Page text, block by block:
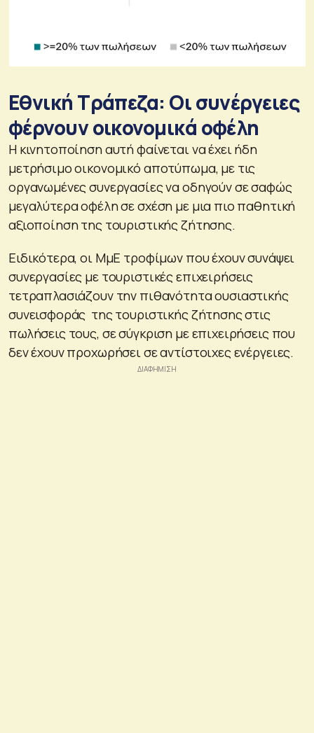
Εθνική Τράπεζα: Οι συνέργειες
φέρνουν οικονομικά οφέλη
Η κινητοποίηση αυτή φαίνεται να έχει ήδη
μετρήσιμο οικονομικό αποτύπωμα, με τις
οργανωμένες συνεργασίες να οδηγούν σε σαφώς
μεγαλύτερα οφέλη σε σχέση με μια πιο παθητική
αξιοποίηση της τουριστικής ζήτησης.
Ειδικότερα, οι ΜμΕ τροφίμων που έχουν συνάψει
συνεργασίες με τουριστικές επιχειρήσεις
τετραπλασιάζουν την πιθανότητα ουσιαστικής
συνεισφοράς της τουριστικής ζήτησης στις
πωλήσεις τους, σε σύγκριση με επιχειρήσεις που
δεν έχουν προχωρήσει σε αντίστοιχες ενέργειες.